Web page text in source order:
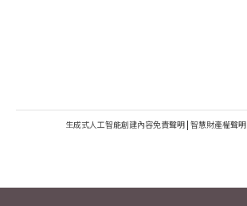
生成式人工智能創建內容免責聲明 | 智慧財產權聲明